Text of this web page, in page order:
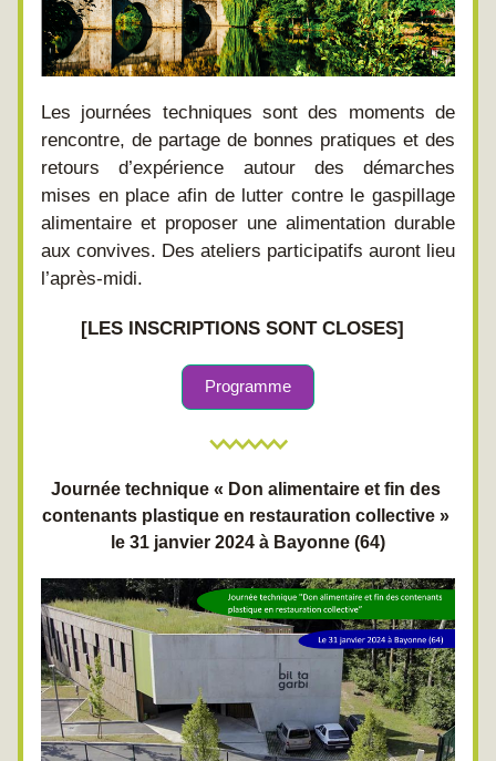
Les journées techniques sont des moments de
rencontre, de partage de bonnes pratiques et des
retours d’expérience autour des démarches
mises en place afin de lutter contre le gaspillage
alimentaire et proposer une alimentation durable
aux convives. Des ateliers participatifs auront lieu
l’après-midi.
[LES INSCRIPTIONS SONT CLOSES]
Programme
Journée technique « Don alimentaire et fin des
contenants plastique en restauration collective »
le 31 janvier 2024 à Bayonne (64)